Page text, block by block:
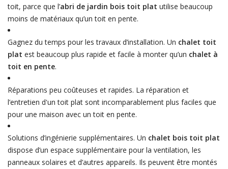
toit, parce que l’abri de jardin bois toit plat utilise beaucoup
moins de matériaux qu’un toit en pente.
Gagnez du temps pour les travaux d’installation. Un chalet toit
plat est beaucoup plus rapide et facile à monter qu’un chalet à
toit en pente.
Réparations peu coûteuses et rapides. La réparation et
l’entretien d'un toit plat sont incomparablement plus faciles que
pour une maison avec un toit en pente.
Solutions d’ingénierie supplémentaires. Un chalet bois toit plat
dispose d’un espace supplémentaire pour la ventilation, les
panneaux solaires et d’autres appareils. Ils peuvent être montés